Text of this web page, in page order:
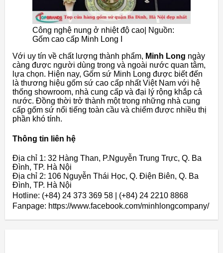
Công nghệ nung ở nhiệt độ cao| Nguồn:
Gốm cao cấp Minh Long I
Với uy tín về chất lượng thành phẩm, Minh Long ngày
càng được người dùng trong và ngoài nước quan tâm,
lựa chọn. Hiện nay, Gốm sứ Minh Long được biết đến
là thương hiệu gốm sứ cao cấp nhất Việt Nam với hệ
thống showroom, nhà cung cấp và đại lý rộng khắp cả
nước. Đồng thời trở thành một trong những nhà cung
cấp gốm sứ nổi tiếng toàn cầu và chiếm được nhiều thị
phần khó tính.
Thông tin liên hệ
Địa chỉ 1: 32 Hàng Than, P.Nguyễn Trung Trực, Q. Ba
Đình, TP. Hà Nội
Địa chỉ 2: 106 Nguyễn Thái Học, Q. Điện Biên, Q. Ba
Đình, TP. Hà Nội
Hotline: (+84) 24 373 369 58 | (+84) 24 2210 8868
Fanpage: https://www.facebook.com/minhlongcompany/